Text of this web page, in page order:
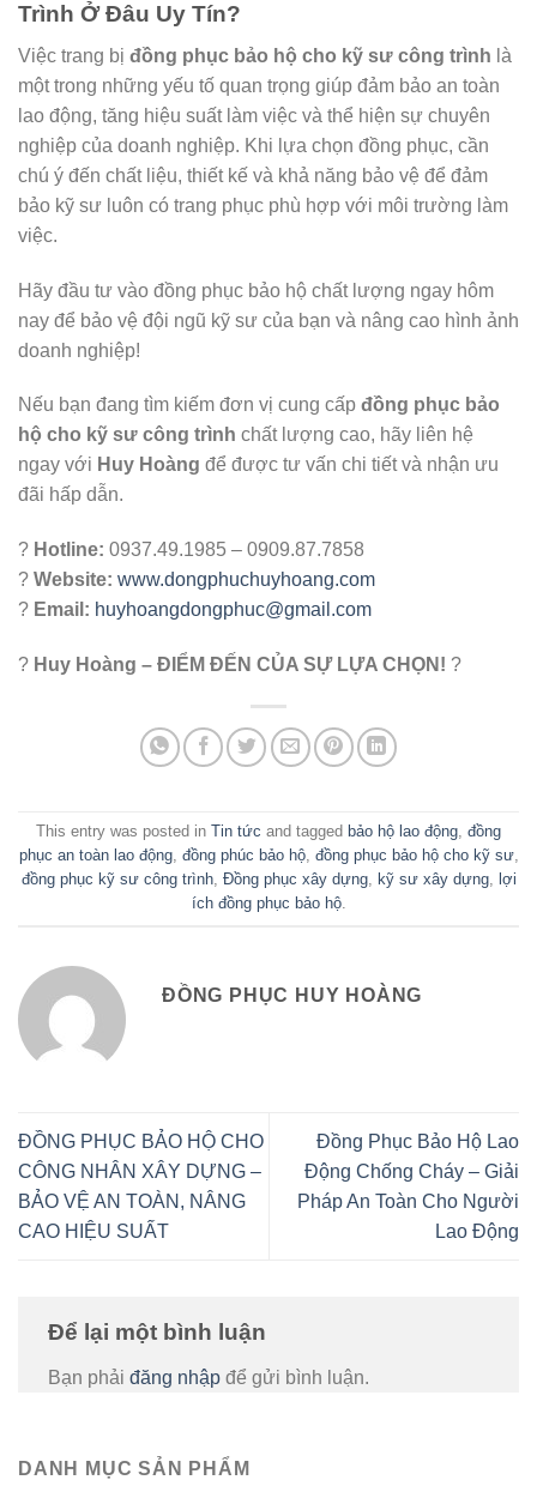
Trình Ở Đâu Uy Tín?
Việc trang bị đồng phục bảo hộ cho kỹ sư công trình là
một trong những yếu tố quan trọng giúp đảm bảo an toàn
lao động, tăng hiệu suất làm việc và thể hiện sự chuyên
nghiệp của doanh nghiệp. Khi lựa chọn đồng phục, cần
chú ý đến chất liệu, thiết kế và khả năng bảo vệ để đảm
bảo kỹ sư luôn có trang phục phù hợp với môi trường làm
việc.
Hãy đầu tư vào đồng phục bảo hộ chất lượng ngay hôm
nay để bảo vệ đội ngũ kỹ sư của bạn và nâng cao hình ảnh
doanh nghiệp!
Nếu bạn đang tìm kiếm đơn vị cung cấp đồng phục bảo
hộ cho kỹ sư công trình chất lượng cao, hãy liên hệ
ngay với Huy Hoàng để được tư vấn chi tiết và nhận ưu
đãi hấp dẫn.
? Hotline: 0937.49.1985 – 0909.87.7858
? Website: www.dongphuchuyhoang.com
? Email: huyhoangdongphuc@gmail.com
? Huy Hoàng – ĐIỂM ĐẾN CỦA SỰ LỰA CHỌN! ?
This entry was posted in Tin tức and tagged bảo hộ lao động, đồng
phục an toàn lao động, đồng phúc bảo hộ, đồng phục bảo hộ cho kỹ sư,
đồng phục kỹ sư công trình, Đồng phục xây dựng, kỹ sư xây dựng, lợi
ích đồng phục bảo hộ.
ĐỒNG PHỤC HUY HOÀNG
ĐỒNG PHỤC BẢO HỘ CHO
CÔNG NHÂN XÂY DỰNG –
BẢO VỆ AN TOÀN, NÂNG
CAO HIỆU SUẤT
Đồng Phục Bảo Hộ Lao
Động Chống Cháy – Giải
Pháp An Toàn Cho Người
Lao Động
Để lại một bình luận
Bạn phải đăng nhập để gửi bình luận.
DANH MỤC SẢN PHẨM